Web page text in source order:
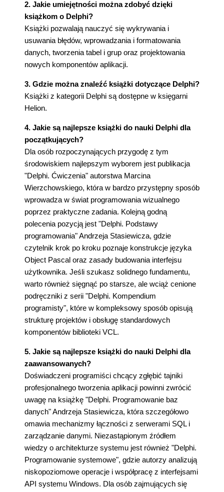
2. Jakie umiejętności można zdobyć dzięki
książkom o Delphi?
Książki pozwalają nauczyć się wykrywania i
usuwania błędów, wprowadzania i formatowania
danych, tworzenia tabel i grup oraz projektowania
nowych komponentów aplikacji.
3. Gdzie można znaleźć książki dotyczące Delphi?
Książki z kategorii Delphi są dostępne w księgarni
Helion.
4. Jakie są najlepsze książki do nauki Delphi dla
początkujących?
Dla osób rozpoczynających przygodę z tym
środowiskiem najlepszym wyborem jest publikacja
"Delphi. Ćwiczenia" autorstwa Marcina
Wierzchowskiego, która w bardzo przystępny sposób
wprowadza w świat programowania wizualnego
poprzez praktyczne zadania. Kolejną godną
polecenia pozycją jest "Delphi. Podstawy
programowania" Andrzeja Stasiewicza, gdzie
czytelnik krok po kroku poznaje konstrukcje języka
Object Pascal oraz zasady budowania interfejsu
użytkownika. Jeśli szukasz solidnego fundamentu,
warto również sięgnąć po starsze, ale wciąż cenione
podręczniki z serii "Delphi. Kompendium
programisty", które w kompleksowy sposób opisują
strukturę projektów i obsługę standardowych
komponentów biblioteki VCL.
5. Jakie są najlepsze książki do nauki Delphi dla
zaawansowanych?
Doświadczeni programiści chcący zgłębić tajniki
profesjonalnego tworzenia aplikacji powinni zwrócić
uwagę na książkę "Delphi. Programowanie baz
danych" Andrzeja Stasiewicza, która szczegółowo
omawia mechanizmy łączności z serwerami SQL i
zarządzanie danymi. Niezastąpionym źródłem
wiedzy o architekturze systemu jest również "Delphi.
Programowanie systemowe", gdzie autorzy analizują
niskopoziomowe operacje i współpracę z interfejsami
API systemu Windows. Dla osób zajmujących się